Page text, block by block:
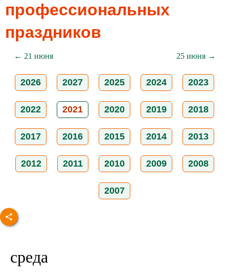
профессиональных
праздников
← 21 июня 25 июня →
2026 2027 2025 2024 2023
2022 2021 2020 2019 2018
2017 2016 2015 2014 2013
2012 2011 2010 2009 2008
2007
среда